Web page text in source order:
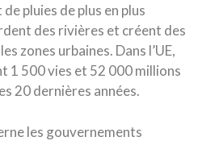
pluies de plus en plus
des rivières et créent des
zones urbaines. Dans l’UE,
1 500 vies et 52 000 millions
20 dernières années.
les gouvernements